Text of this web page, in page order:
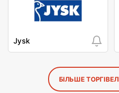
Jysk
БІЛЬШЕ